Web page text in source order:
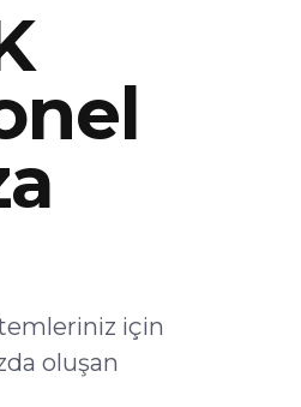
için
oluşan